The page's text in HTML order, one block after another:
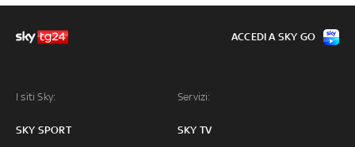
I siti Sky:
SKY SPORT
Servizi:
SKY TV
ACCEDI A SKY GO